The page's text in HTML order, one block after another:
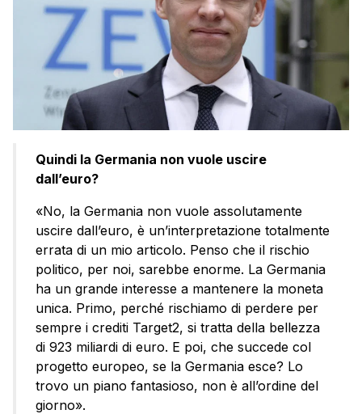
Quindi la Germania non vuole uscire
dall’euro?
«No, la Germania non vuole assolutamente
uscire dall’euro, è un’interpretazione totalmente
errata di un mio articolo. Penso che il rischio
politico, per noi, sarebbe enorme. La Germania
ha un grande interesse a mantenere la moneta
unica. Primo, perché rischiamo di perdere per
sempre i crediti Target2, si tratta della bellezza
di 923 miliardi di euro. E poi, che succede col
progetto europeo, se la Germania esce? Lo
trovo un piano fantasioso, non è all’ordine del
giorno».